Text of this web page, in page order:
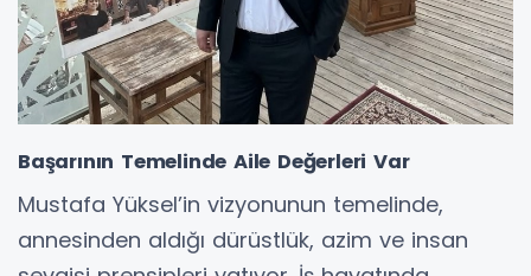
Başarının Temelinde Aile Değerleri Var
Mustafa Yüksel’in vizyonunun temelinde,
annesinden aldığı dürüstlük, azim ve insan